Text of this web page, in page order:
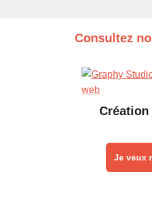
Consultez
Je veux